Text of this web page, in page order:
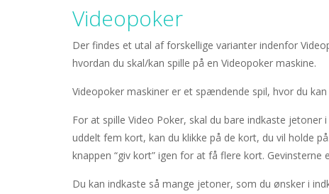
Broom
Sudoku HTML5 -Play Sudoku
2048-Join the numbers and get to the
Flash Fish Freddie-Help Freddie
Knight Treasure You are a Knight
Space Miner - The Gold Miner is an
Videopoker
Der findes et utal af forskellige varianter indenfor
hvordan du skal/kan spille på en Videopoker maskine.
Videopoker maskiner er et spændende spil, hvor du
For at spille Video Poker, skal du bare indkaste
uddelt fem kort, kan du klikke på de kort, du vil holde
knappen “giv kort” igen for at få flere kort.
Du kan indkaste så mange jetoner, som du ønsker i